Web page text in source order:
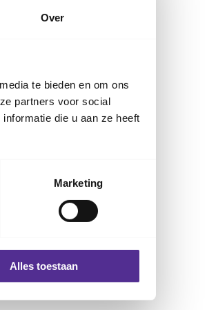
Over
te bieden en om ons
partners voor social
die u aan ze heeft
Marketing
Alles toestaan
Maak
Stop je baby ook
door de manier
adviseert